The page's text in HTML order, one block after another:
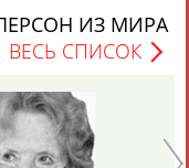
Герман
АБДУЛАЕВ
ИЗ МИРА
ВЕСЬ СПИСОК